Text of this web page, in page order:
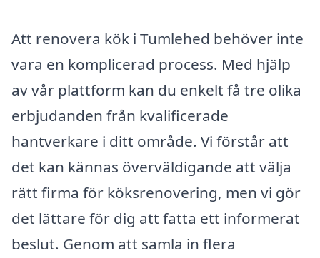
Att renovera kök i Tumlehed behöver inte
vara en komplicerad process. Med hjälp
av vår plattform kan du enkelt få tre olika
erbjudanden från kvalificerade
hantverkare i ditt område. Vi förstår att
det kan kännas överväldigande att välja
rätt firma för köksrenovering, men vi gör
det lättare för dig att fatta ett informerat
beslut. Genom att samla in flera